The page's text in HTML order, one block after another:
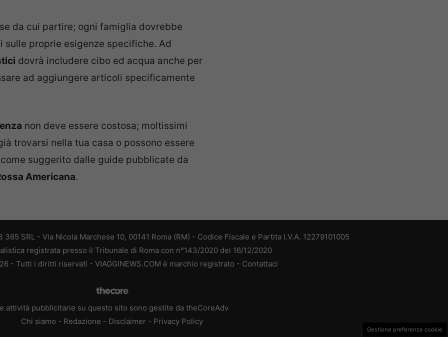
da cui partire; ogni famiglia dovrebbe
proprie esigenze specifiche. Ad
dovrà includere cibo ed acqua anche per
ad aggiungere articoli specificamente
non deve essere costosa; moltissimi
trovarsi nella tua casa o possono essere
suggerito dalle guide pubblicate da
Americana.
SRL - Via Nicola Marchese 10, 00141 Roma (RM) - Codice Fiscale e Partita I.V.A. 12279101005
registrata presso il Tribunale di Roma con n°143/2020 del 16/12/2020
- Tutti i diritti riservati - VIAGGINEWS.COM è marchio registrato - Contattaci
attività pubblicitarie su questo sito sono gestite da theCoreAdv
Chi siamo - Redazione - Disclaimer - Privacy Policy
Gestione preferenze cookie